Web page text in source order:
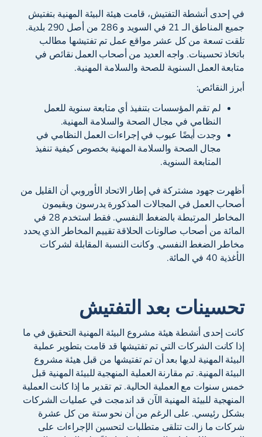
في إحدى أنشطة التفتيش، قامت هيئة البيئة المهنية بتفتيش
جميع المناطق الـ 21 في السويد و 286 من أصل 290 بلدية.
تلقت تسعة من كل عشر مواقع عمل تم تفتيشها مطالب
باتخاذ تحسينات. واجه العديد من أصحاب العمل نقائص في
متابعة العمل السنوية للصحة والسلامة المهنية.
أبرز النقائص:
لم تقم المؤسسات بتنفيذ أي متابعة سنوية للعمل
النظامي في مجال الصحة والسلامة المهنية.
وجدت أيضًا عيوب في إجراءات العمل النظامي في
مجال الصحة والسلامة المهنية بخصوص كيفية تنفيذ
المتابعة السنوية.
أظهرت جهود مشتركة في إطار الاتحاد الأوروبي أن القليل من
أصحاب العمل في المجالات المذكورة يدرسون ويقيمون
المخاطر المرتبطة بالضغط النفسي. فقط استخدم 28 في
المائة من أصحاب صالونات الحلاقة تقييم المخاطر الذي يحدد
مخاطر الضغط النفسي. وكانت النسبة المقابلة لشركات
الأغذية 40 في المائة.
تحسينات بعد التفتيش
كانت إحدى أنشطة هيئة مشروع البيئة المهنية التحقيق في ما
إذا كانت الشركات التي تم تفتيشها قد قامت بتطوير عملية
البيئة المهنية لديها بعد أن تم تفتيشها من قبل هيئة مشروع
البيئة المهنية. تم مقارنة العملية المنهجية للبيئة المهنية قبل
خمس سنوات مع العملية الحالية. تم تقدير ما إذا كانت العملية
المنهجية للبيئة المهنية الآن قد اندمجت في عمليات الشركات
بشكل رئيسي. على الرغم من أن نحو ستة من كل عشرة
شركات ما زالت تتلقى متطلبات لتحسين الإجراءات على